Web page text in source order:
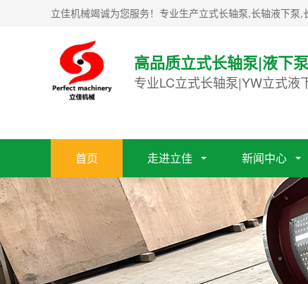
立佳机械竭诚为您服务！专业生产立式长轴泵,长轴液下泵
高品质立式长轴泵|液下
专业LC立式长轴泵|YW立式液
首页 走进立佳 新闻中心